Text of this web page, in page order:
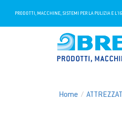
PRODOTTI, MACCHINE, SISTEMI PER LA PULIZIA E
Home /